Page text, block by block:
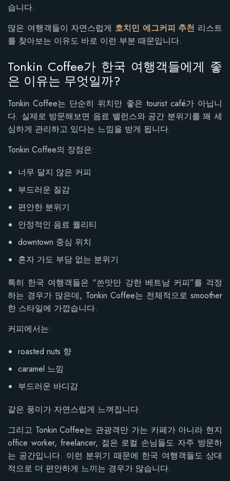
습니다.
많은 여행객들이 자연스럽게 호치민 에그커피 추천 리스트
를 찾아보는 이유도 바로 이런 부분 때문입니다.
Tonkin Coffee가 한국 여행객들에게 좋
은 이유는 무엇일까?
Tonkin Coffee는 단순히 위치만 좋은 tourist café가 아닙니
다. 실제로 방문해보면 음료 밸런스와 공간 분위기를 꽤 세
심하게 관리하고 있다는 느낌을 받게 됩니다.
Tonkin Coffee의 장점은:
너무 달지 않은 커피
부드러운 질감
편안한 분위기
안정적인 음료 퀄리티
downtown 중심 위치
혼자 가도 부담 없는 분위기
특히 한국 여행객들은 “쓴맛만 강한 베트남 커피”를 걱정
하는 경우가 많은데, Tonkin Coffee는 전체적으로 smoother
한 스타일에 가깝습니다.
커피에서는:
roasted nuts 향
caramel 느낌
부드러운 바디감
같은 풍미가 자연스럽게 느껴집니다.
그리고 Tonkin Coffee는 관광객만 가는 카페가 아니라 현지
office worker, freelancer, 젊은 로컬 손님들도 자주 방문하
는 공간입니다. 이런 분위기 때문에 한국 여행객들도 상대
적으로 더 편안하게 느끼는 경우가 많습니다.